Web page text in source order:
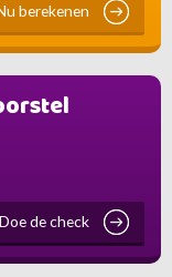
berekenen
Doe de check